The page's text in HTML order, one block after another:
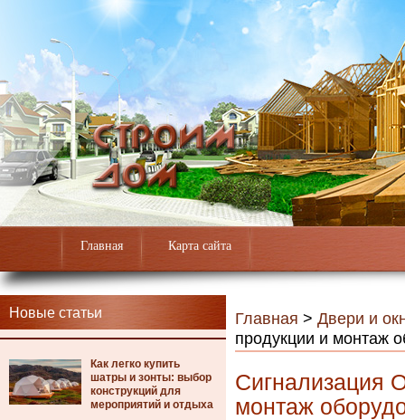
Главная Карта сайта
Новые статьи
Как легко купить
шатры и зонты: выбор
конструкций для
мероприятий и отдыха
Главная > Двери и
продукции и монтаж
Сигнализация
монтаж